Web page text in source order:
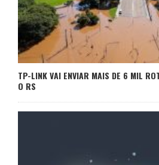
TP-LINK VAI ENVIAR MAIS DE 6 MIL
O RS